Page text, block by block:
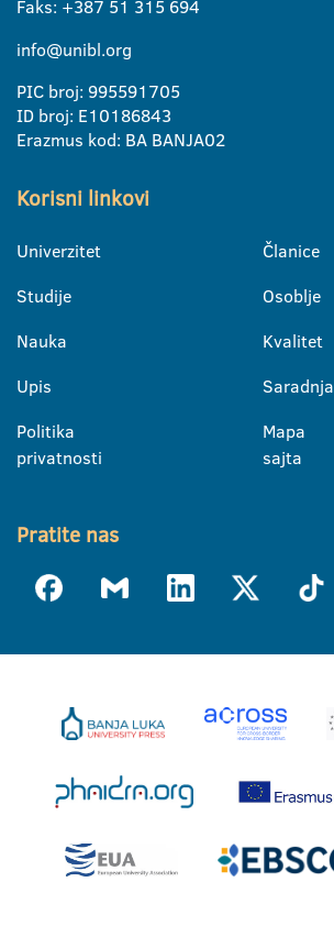
Faks: +387 51 315 694
info@unibl.org
PIC broj: 995591705
ID broj: E10186843
Erazmus kod: BA BANJA02
Korisni linkovi
Univerzitet
Studije
Nauka
Upis
Politika
privatnosti
Članice
Osoblje
Kvalitet
Saradnja
Mapa
sajta
Pratite nas